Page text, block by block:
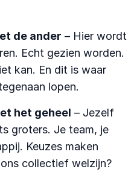
de ander – Hier wordt
Echt gezien worden.
kan. En dit is waar
lopen.
het geheel – Jezelf
groters. Je team, je
Keuzes maken
collectief welzijn?